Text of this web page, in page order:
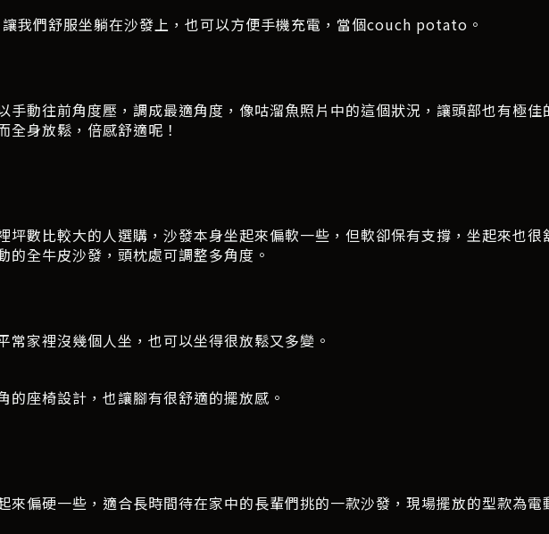
我們舒服坐躺在沙發上，也可以方便手機充電，當個couch potato。
手動往前角度壓，調成最適角度，像咕溜魚照片中的這個狀況，讓頭部也有極佳
身放鬆，倍感舒適呢！
坪數比較大的人選購，沙發本身坐起來偏軟一些，但軟卻保有支撐，坐起來也很
全牛皮沙發，頭枕處可調整多角度。
家裡沒幾個人坐，也可以坐得很放鬆又多變。
座椅設計，也讓腳有很舒適的擺放感。
來偏硬一些，適合長時間待在家中的長輩們挑的一款沙發，現場擺放的型款為電